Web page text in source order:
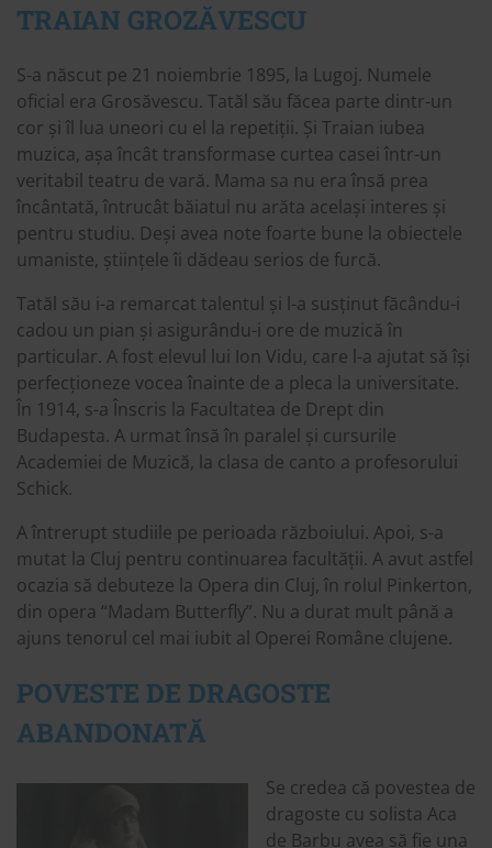
TRAIAN GROZĂVESCU
S-a născut pe 21 noiembrie 1895, la Lugoj. Numele
oficial era Grosăvescu. Tatăl său făcea parte dintr-un
cor și îl lua uneori cu el la repetiții. Și Traian iubea
muzica, așa încât transformase curtea casei într-un
veritabil teatru de vară. Mama sa nu era însă prea
încântată, întrucât băiatul nu arăta același interes și
pentru studiu. Deși avea note foarte bune la obiectele
umaniste, științele îi dădeau serios de furcă.
Tatăl său i-a remarcat talentul și l-a susținut făcându-i
cadou un pian și asigurându-i ore de muzică în
particular. A fost elevul lui Ion Vidu, care l-a ajutat să își
perfecționeze vocea înainte de a pleca la universitate.
În 1914, s-a Înscris la Facultatea de Drept din
Budapesta. A urmat însă în paralel și cursurile
Academiei de Muzică, la clasa de canto a profesorului
Schick.
A întrerupt studiile pe perioada războiului. Apoi, s-a
mutat la Cluj pentru continuarea facultății. A avut astfel
ocazia să debuteze la Opera din Cluj, în rolul Pinkerton,
din opera “Madam Butterfly”. Nu a durat mult până a
ajuns tenorul cel mai iubit al Operei Române clujene.
POVESTE DE DRAGOSTE
ABANDONATĂ
Se credea că povestea de
dragoste cu solista Aca
de Barbu avea să fie una